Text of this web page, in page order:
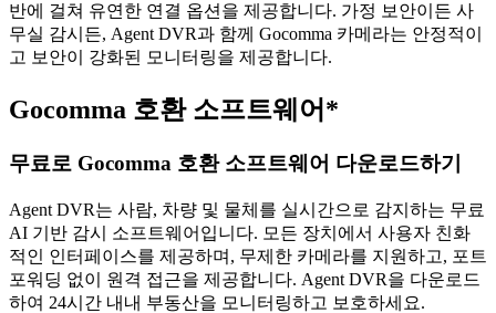
반에 걸쳐 유연한 연결 옵션을 제공합니다. 가정 보안이든 사
무실 감시든, Agent DVR과 함께 Gocomma 카메라는 안정적이
고 보안이 강화된 모니터링을 제공합니다.
Gocomma 호환 소프트웨어*
무료로 Gocomma 호환 소프트웨어 다운로드하기
Agent DVR는 사람, 차량 및 물체를 실시간으로 감지하는 무료
AI 기반 감시 소프트웨어입니다. 모든 장치에서 사용자 친화
적인 인터페이스를 제공하며, 무제한 카메라를 지원하고, 포트
포워딩 없이 원격 접근을 제공합니다. Agent DVR을 다운로드
하여 24시간 내내 부동산을 모니터링하고 보호하세요.